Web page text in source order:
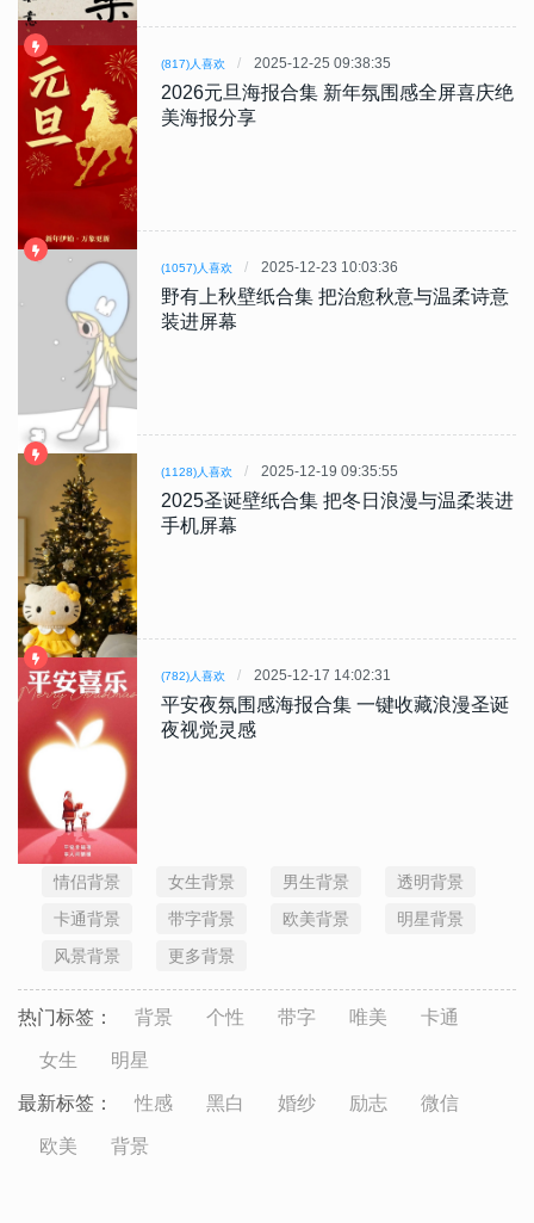
(817)人喜欢 2025-12-25 09:38:35
2026元旦海报合集 新年氛围感全屏喜庆绝
美海报分享
(1057)人喜欢 2025-12-23 10:03:36
野有上秋壁纸合集 把治愈秋意与温柔诗意
装进屏幕
(1128)人喜欢 2025-12-19 09:35:55
2025圣诞壁纸合集 把冬日浪漫与温柔装进
手机屏幕
(782)人喜欢 2025-12-17 14:02:31
平安夜氛围感海报合集 一键收藏浪漫圣诞
夜视觉灵感
情侣背景 女生背景 男生背景
透明背景
卡通背景
带字背景 欧美背景
明星背景
风景背景
更多背景
热门标签： 背景 个性 带字 唯美 卡通
女生 明星
最新标签： 性感 黑白 婚纱 励志 微信
欧美 背景